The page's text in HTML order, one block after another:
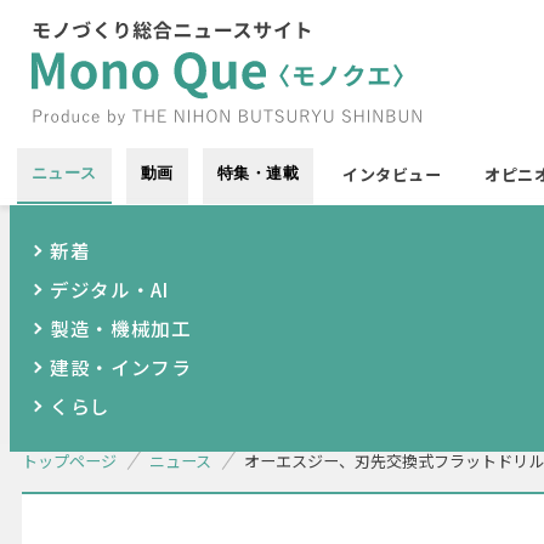
ニュース 動画 特集・連載 インタビュー オピニ
新着
デジタル・AI
製造・機械加工
建設・インフラ
くらし
トップページ ニュース オーエスジー、刃先交換式フラットドリル